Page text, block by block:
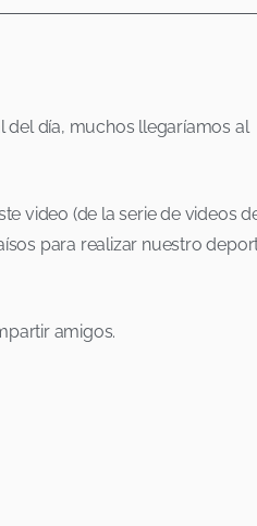
del día, muchos llegaríamos al
video (de la serie de videos
para realizar nuestro
amigos.